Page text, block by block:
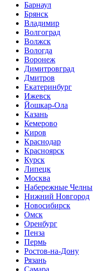
Барнаул
Брянск
Владимир
Волгоград
Волжск
Вологда
Воронеж
Димитровград
Дмитров
Екатеринбург
Ижевск
Йошкар-Ола
Казань
Кемерово
Киров
Краснодар
Красноярск
Курск
Липецк
Москва
Набережные Челны
Нижний Новгород
Новосибирск
Омск
Оренбург
Пенза
Пермь
Ростов-на-Дону
Рязань
Самара